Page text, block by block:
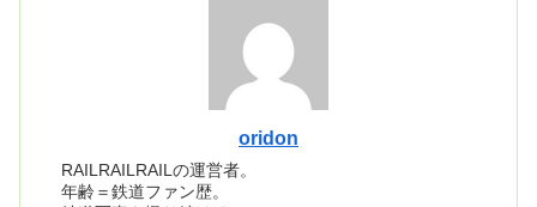
oridon
RAILRAILRAILの運営者。
年齢＝鉄道ファン歴。